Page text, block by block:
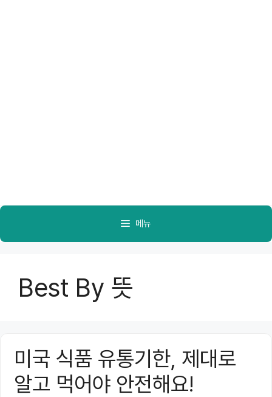
메뉴
Best By 뜻
미국 식품 유통기한, 제대로
알고 먹어야 안전해요!